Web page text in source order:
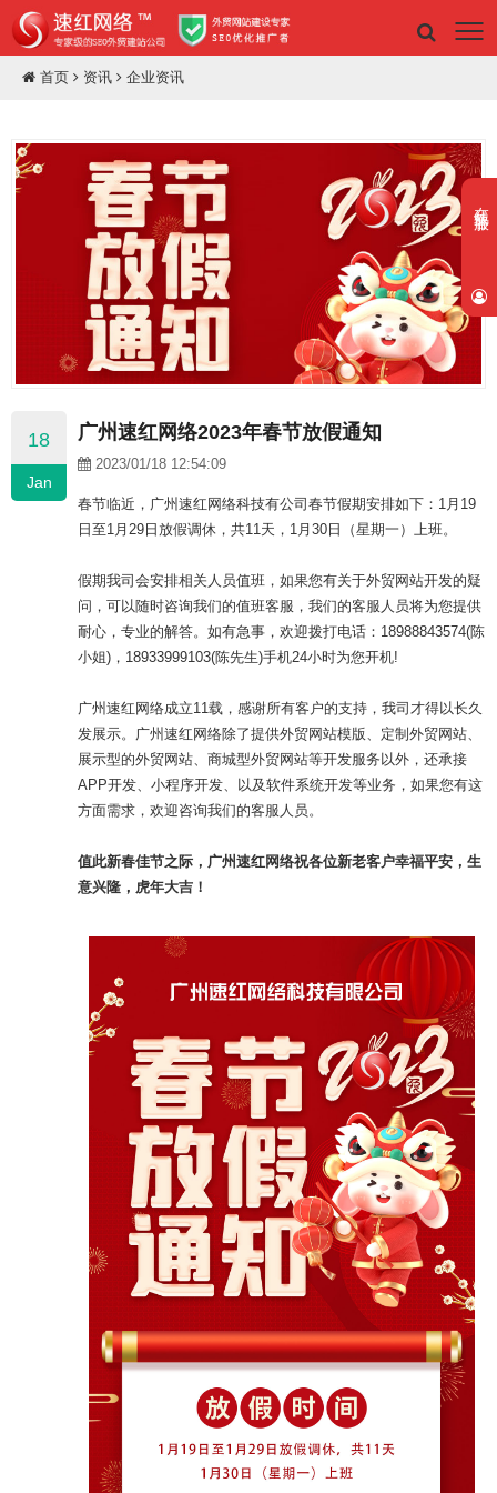
首页 资讯 企业资讯
广州速红网络2023年春节放假通知
18
Jan
2023/01/18 12:54:09
春节临近，广州速红网络科技有公司春节假期安排如下：1月19
日至1月29日放假调休，共11天，1月30日（星期一）上班。
假期我司会安排相关人员值班，如果您有关于外贸网站开发的疑
问，可以随时咨询我们的值班客服，我们的客服人员将为您提供
耐心，专业的解答。如有急事，欢迎拨打电话：18988843574(陈
小姐)，18933999103(陈先生)手机24小时为您开机!
广州速红网络成立11载，感谢所有客户的支持，我司才得以长久
发展示。广州速红网络除了提供外贸网站模版、定制外贸网站、
展示型的外贸网站、商城型外贸网站等开发服务以外，还承接
APP开发、小程序开发、以及软件系统开发等业务，如果您有这
方面需求，欢迎咨询我们的客服人员。
值此新春佳节之际，广州速红网络祝各位新老客户幸福平安，生
意兴隆，虎年大吉！